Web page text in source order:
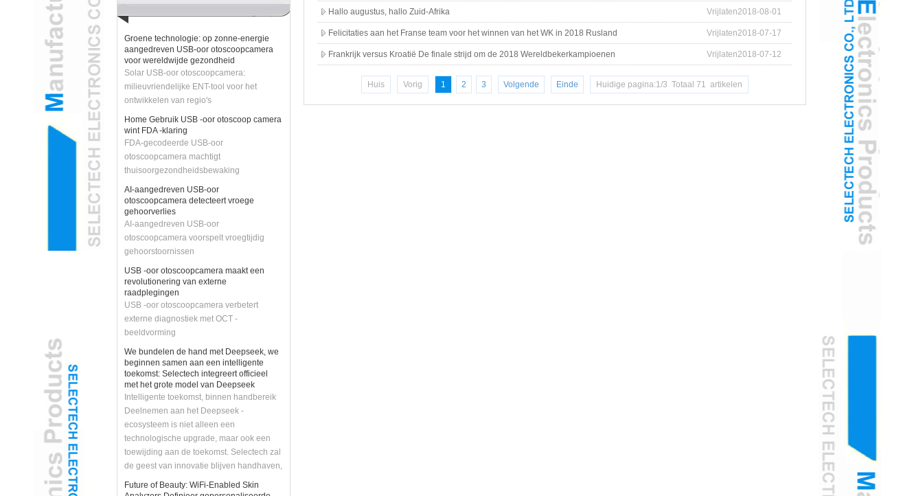
aangedreven USB-oor otoscoopcamera
voor wereldwijde gezondheid
Solar USB-oor otoscoopcamera:
milieuvriendelijke ENT-tool voor het
ontwikkelen van regio's
wint FDA -klaring
FDA-gecodeerde USB-oor
otoscoopcamera machtigt
thuisoorgezondheidsbewaking
otoscoopcamera detecteert vroege
gehoorverlies
AI-aangedreven USB-oor
otoscoopcamera voorspelt vroegtijdig
gehoorstoornissen
revolutionering van externe
raadplegingen
USB -oor otoscoopcamera verbetert
externe diagnostiek met OCT -
beeldvorming
beginnen samen aan een intelligente
toekomst: Selectech integreert officieel
met het grote model van Deepseek
Intelligente toekomst, binnen handbereik
Deelnemen aan het Deepseek -
ecosysteem is niet alleen een
technologische upgrade, maar ook een
toewijding aan de toekomst. Selectech zal
de geest van innovatie blijven handhaven,
bedrijfsontwikkeling versterken met AI -
technologie en klanten slimmer en
Analyzers Definieer gepersonaliseerde
Vrijlaten2018-08-01
Hallo augustus, hallo Zuid-Afrika
Vrijlaten2018-07-17
Felicitaties aan het Franse team voor het winnen van het WK in 2018 Rusland
Vrijlaten2018-07-12
Frankrijk versus Kroatië De finale strijd om de 2018 Wereldbekerkampioenen
Huis Vorig 1 2 3 Volgende Einde Huidige pagina:1/3 Totaal 71 artikelen